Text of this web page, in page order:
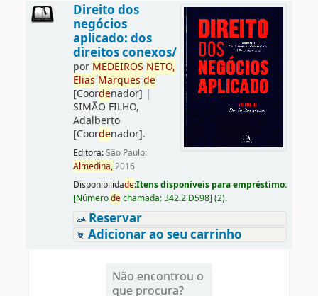
Direito dos
negócios
aplicado: dos
direitos conexos/
por MEDEIROS NETO,
Elias Marques de
[Coordenador] |
SIMÃO FILHO,
Adalberto
[Coordenador].
Editora:São Paulo:
Almedina,2016
Disponibilidade:Itens disponíveis para empréstimo:
[Númerodechamada:342.2 D598] (2).
Reservar
Adicionar ao seu carrinho
Não encontrou o
que procura?